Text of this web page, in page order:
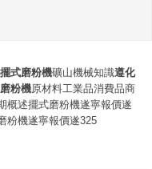
式磨粉機礦山機械知識遵化
粉機原材料工業品消費品商
概述擺式磨粉機遂寧報價遂
粉機遂寧報價遂325